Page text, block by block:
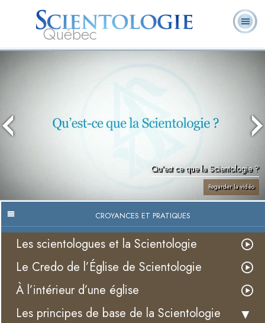
Québec
Qu’est ce que la Scientologie ?
Regarder la vidéo
CROYANCES ET PRATIQUES
Les scientologues et la Scientologie
Le Credo de l’Église de Scientologie
À l’intérieur d’une église
Les principes de base de la Scientologie